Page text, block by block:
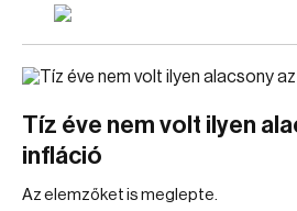
Tíz éve nem volt ilyen
infláció
Az elemzőket is meglepte.